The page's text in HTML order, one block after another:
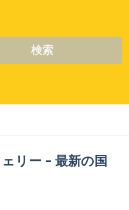
検索
リー - 最新の国